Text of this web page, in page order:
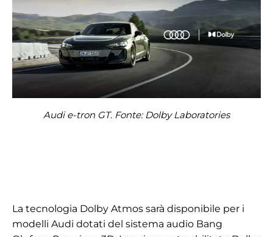
Audi e-tron GT. Fonte: Dolby Laboratories
La tecnologia Dolby Atmos sarà disponibile per i
modelli Audi dotati del sistema audio Bang